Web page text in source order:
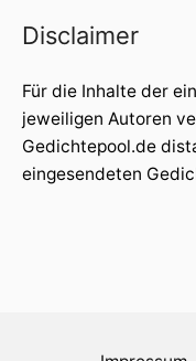
Disclaimer
Für die Inhalte der
jeweiligen Autoren
Gedichtepool.de
eingesendeten